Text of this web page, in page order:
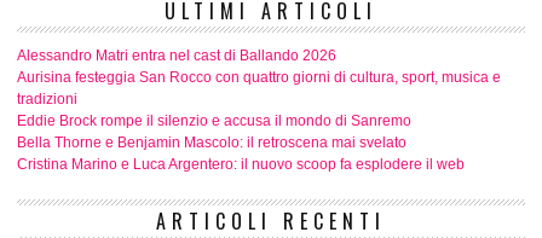
ULTIMI ARTICOLI
Alessandro Matri entra nel cast di Ballando 2026
Aurisina festeggia San Rocco con quattro giorni di cultura, sport, musica e
tradizioni
Eddie Brock rompe il silenzio e accusa il mondo di Sanremo
Bella Thorne e Benjamin Mascolo: il retroscena mai svelato
Cristina Marino e Luca Argentero: il nuovo scoop fa esplodere il web
ARTICOLI RECENTI